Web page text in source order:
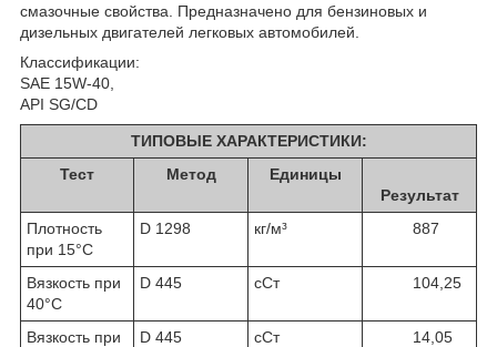
смазочные свойства. Предназначено для бензиновых и
дизельных двигателей легковых автомобилей.
Классификации:
SAE 15W-40,
API SG/CD
ТИПОВЫЕ ХАРАКТЕРИСТИКИ:
Тест
Метод
Единицы
Результат
Плотность
при 15°C
D 1298 кг/м³ 887
Вязкость при
40°C
D 445 сСт 104,25
Вязкость при
D 445 сСт 14,05